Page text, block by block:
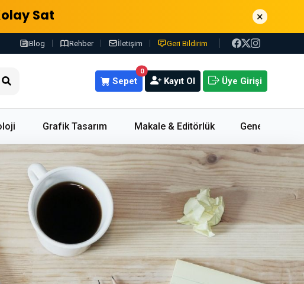
Sat ×
Blog Rehber İletişim Geri Bildirim
0
Sepet Kayıt Ol Üye Girişi
Grafik Tasarım Makale & Editörlük Genel